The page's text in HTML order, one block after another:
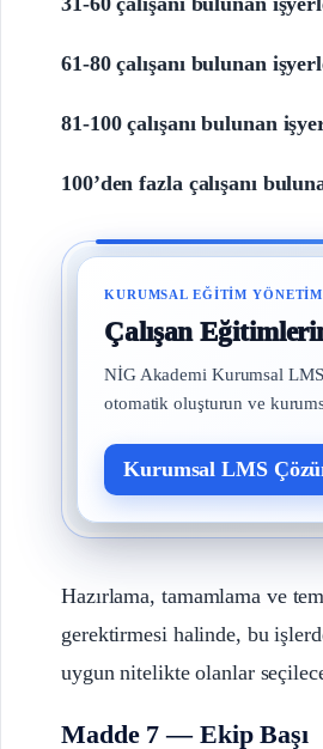
61-80 çalışanı bulunan
81-100 çalışanı bulunan
100’den fazla çalışanı
KURUMSAL EĞITIM
Çalışan
NİG Akademi Kurumsal LMS
otomatik oluşturun ve
Kurumsal LMS
Hazırlama, tamamlama ve
gerektirmesi halinde, bu
uygun nitelikte olanlar
Madde 7 — Ekip Başı